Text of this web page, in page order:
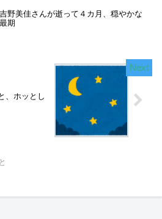
吉野美佳さんが逝って４カ月、穏やかな
最期
、ホッとし